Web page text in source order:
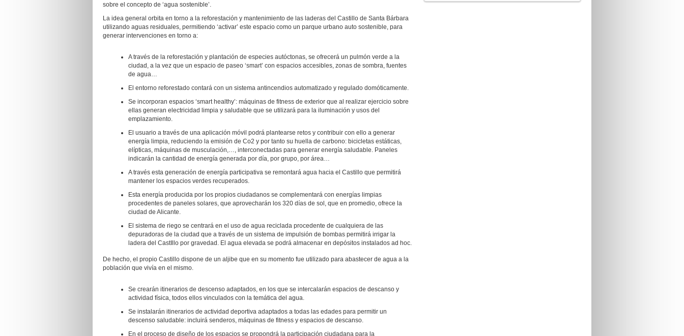
sobre el concepto de ‘agua sostenible’.
La idea general orbita en torno a la reforestación y mantenimiento de las laderas del Castillo de Santa Bárbara
utilizando aguas residuales, permitiendo ‘activar’ este espacio como un parque urbano auto sostenible, para
generar intervenciones en torno a:
A través de la reforestación y plantación de especies autóctonas, se ofrecerá un pulmón verde a la
ciudad, a la vez que un espacio de paseo ‘smart’ con espacios accesibles, zonas de sombra, fuentes
de agua…
El entorno reforestado contará con un sistema antincendios automatizado y regulado domóticamente.
Se incorporan espacios ‘smart healthy’: máquinas de fitness de exterior que al realizar ejercicio sobre
ellas generan electricidad limpia y saludable que se utilizará para la iluminación y usos del
emplazamiento.
El usuario a través de una aplicación móvil podrá plantearse retos y contribuir con ello a generar
energía limpia, reduciendo la emisión de Co2 y por tanto su huella de carbono: bicicletas estáticas,
elípticas, máquinas de musculación,…, interconectadas para generar energía saludable. Paneles
indicarán la cantidad de energía generada por día, por grupo, por área…
A través esta generación de energía participativa se remontará agua hacia el Castillo que permitirá
mantener los espacios verdes recuperados.
Esta energía producida por los propios ciudadanos se complementará con energías limpias
procedentes de paneles solares, que aprovecharán los 320 días de sol, que en promedio, ofrece la
ciudad de Alicante.
El sistema de riego se centrará en el uso de agua reciclada procedente de cualquiera de las
depuradoras de la ciudad que a través de un sistema de impulsión de bombas permitirá irrigar la
ladera del CastIllo por gravedad. El agua elevada se podrá almacenar en depósitos instalados ad hoc.
De hecho, el propio Castillo dispone de un aljibe que en su momento fue utilizado para abastecer de agua a la
población que vivía en el mismo.
Se crearán itinerarios de descenso adaptados, en los que se intercalarán espacios de descanso y
actividad física, todos ellos vinculados con la temática del agua.
Se instalarán itinerarios de actividad deportiva adaptados a todas las edades para permitir un
descenso saludable: incluirá senderos, máquinas de fitness y espacios de descanso.
En el proceso de diseño de los espacios se propondrá la participación ciudadana para la